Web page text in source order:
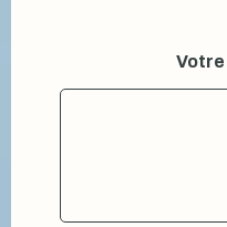
Votre